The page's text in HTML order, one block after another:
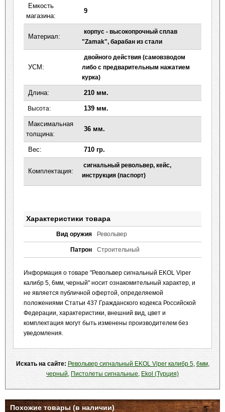
Емкость
магазина:
9
Материал:
корпус - высокопрочный сплав
"Zamak", барабан из стали
УСМ:
двойного действия (самовзводом
либо с предварительным нажатием
курка)
Длина: 210 мм.
Высота: 139 мм.
Максимальная
толщина:
36 мм.
Вес: 710 гр.
Комплектация:
сигнальный револьвер, кейс,
инструкция (паспорт)
Характеристики товара
Вид оружия Револьвер
Патрон Строительный
Информация о товаре "Револьвер сигнальный EKOL Viper
калибр 5, 6мм, черный" носит ознакомительный характер, и
не является публичной офертой, определяемой
положениями Статьи 437 Гражданского кодекса Российской
Федерации, характеристики, внешний вид, цвет и
комплектация могут быть изменены производителем без
уведомления.
Искать на сайте: Револьвер сигнальный EKOL Viper калибр 5, 6мм,
черный, Пистолеты сигнальные, Ekol (Турция)
Похожие товары (в наличии)